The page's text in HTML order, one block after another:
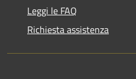
Leggi le FAQ
Richiesta assistenza